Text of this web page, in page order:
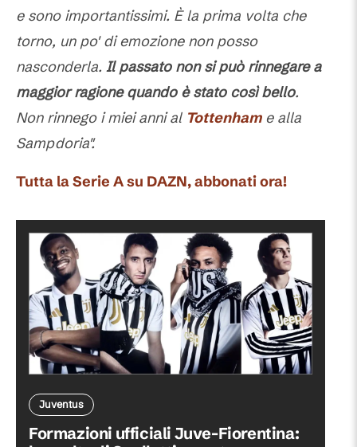
e sono importantissimi. È la prima volta che
torno, un po' di emozione non posso
nasconderla. Il passato non si può rinnegare a
maggior ragione quando è stato così bello.
Non rinnego i miei anni al Tottenhame alla
Sampdoria".
Tutta la Serie A su DAZN, abbonati ora!
Juventus
Formazioni ufficiali Juve-Fiorentina: